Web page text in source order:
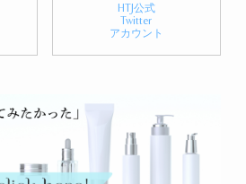
HTJ公式
Twitter
アカウント